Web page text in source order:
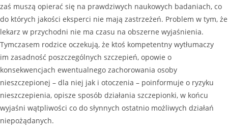
zaś muszą opierać się na prawdziwych naukowych badaniach, co
do których jakości eksperci nie mają zastrzeżeń. Problem w tym, że
lekarz w przychodni nie ma czasu na obszerne wyjaśnienia.
Tymczasem rodzice oczekują, że ktoś kompetentny wytłumaczy
im zasadność poszczególnych szczepień, opowie o
konsekwencjach ewentualnego zachorowania osoby
nieszczepionej – dla niej jak i otoczenia – poinformuje o ryzyku
nieszczepienia, opisze sposób działania szczepionki, w końcu
wyjaśni wątpliwości co do słynnych ostatnio możliwych działań
niepożądanych.